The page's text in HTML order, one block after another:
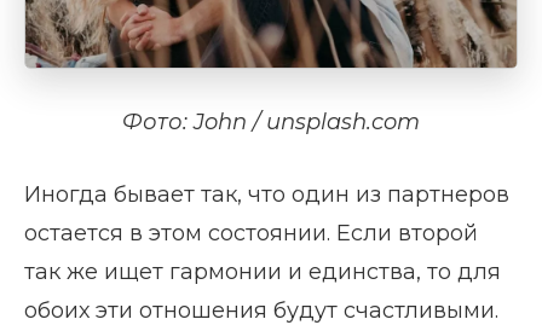
Фото: John / unsplash.com
Иногда бывает так, что один из партнеров
остается в этом состоянии. Если второй
так же ищет гармонии и единства, то для
обоих эти отношения будут счастливыми.